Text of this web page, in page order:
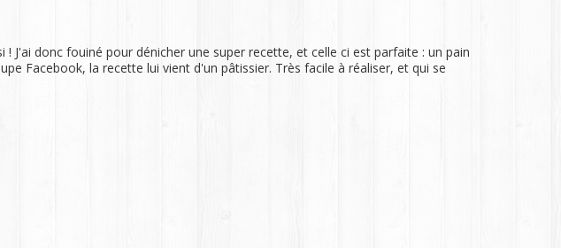
J'ai donc fouiné pour dénicher une super recette, et celle ci est parfaite : un pain
Facebook, la recette lui vient d'un pâtissier. Très facile à réaliser, et qui se